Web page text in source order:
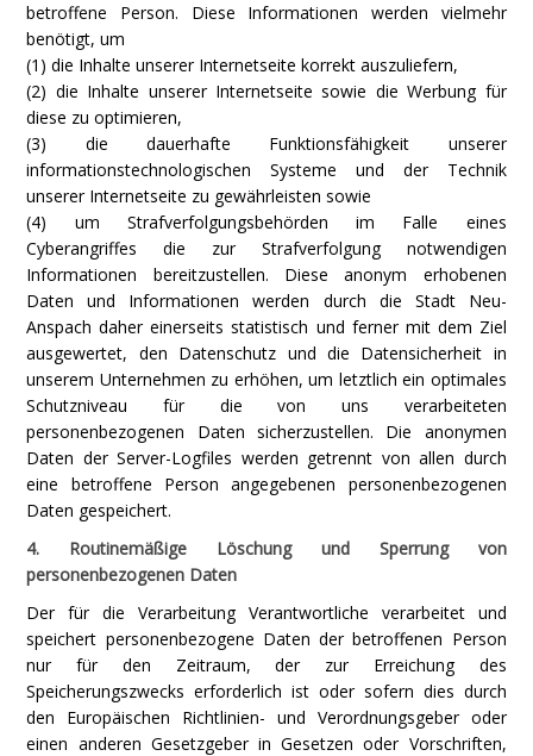
betroffene Person. Diese Informationen werden vielmehr
benötigt, um
(1) die Inhalte unserer Internetseite korrekt auszuliefern,
(2) die Inhalte unserer Internetseite sowie die Werbung für
diese zu optimieren,
(3) die dauerhafte Funktionsfähigkeit unserer
informationstechnologischen Systeme und der Technik
unserer Internetseite zu gewährleisten sowie
(4) um Strafverfolgungsbehörden im Falle eines
Cyberangriffes die zur Strafverfolgung notwendigen
Informationen bereitzustellen. Diese anonym erhobenen
Daten und Informationen werden durch die Stadt Neu-
Anspach daher einerseits statistisch und ferner mit dem Ziel
ausgewertet, den Datenschutz und die Datensicherheit in
unserem Unternehmen zu erhöhen, um letztlich ein optimales
Schutzniveau für die von uns verarbeiteten
personenbezogenen Daten sicherzustellen. Die anonymen
Daten der Server-Logfiles werden getrennt von allen durch
eine betroffene Person angegebenen personenbezogenen
Daten gespeichert.
4. Routinemäßige Löschung und Sperrung von
personenbezogenen Daten
Der für die Verarbeitung Verantwortliche verarbeitet und
speichert personenbezogene Daten der betroffenen Person
nur für den Zeitraum, der zur Erreichung des
Speicherungszwecks erforderlich ist oder sofern dies durch
den Europäischen Richtlinien- und Verordnungsgeber oder
einen anderen Gesetzgeber in Gesetzen oder Vorschriften,